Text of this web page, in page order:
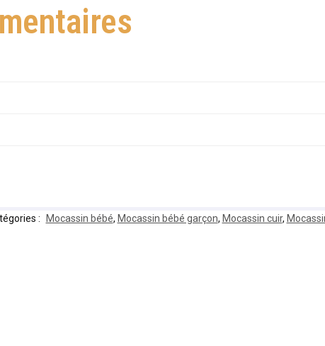
: Mocassin bébé, Mocassin bébé garçon, Mocassin cuir,